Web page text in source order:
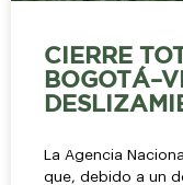
CIERRE
La Agencia
que, debido a un